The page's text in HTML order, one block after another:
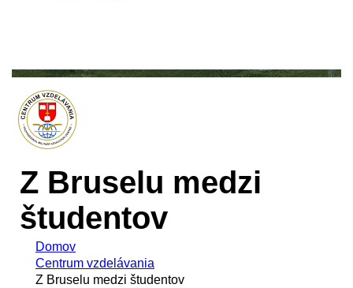
Z Bruselu medzi
študentov
Domov
Centrum vzdelávania
Z Bruselu medzi študentov